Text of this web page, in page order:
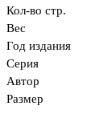
Кол-во стр.
Вес
Год издания
Серия
Автор
Размер